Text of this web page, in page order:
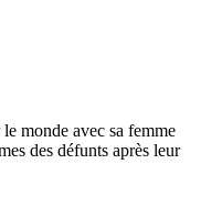
monde avec sa femme
des défunts après leur